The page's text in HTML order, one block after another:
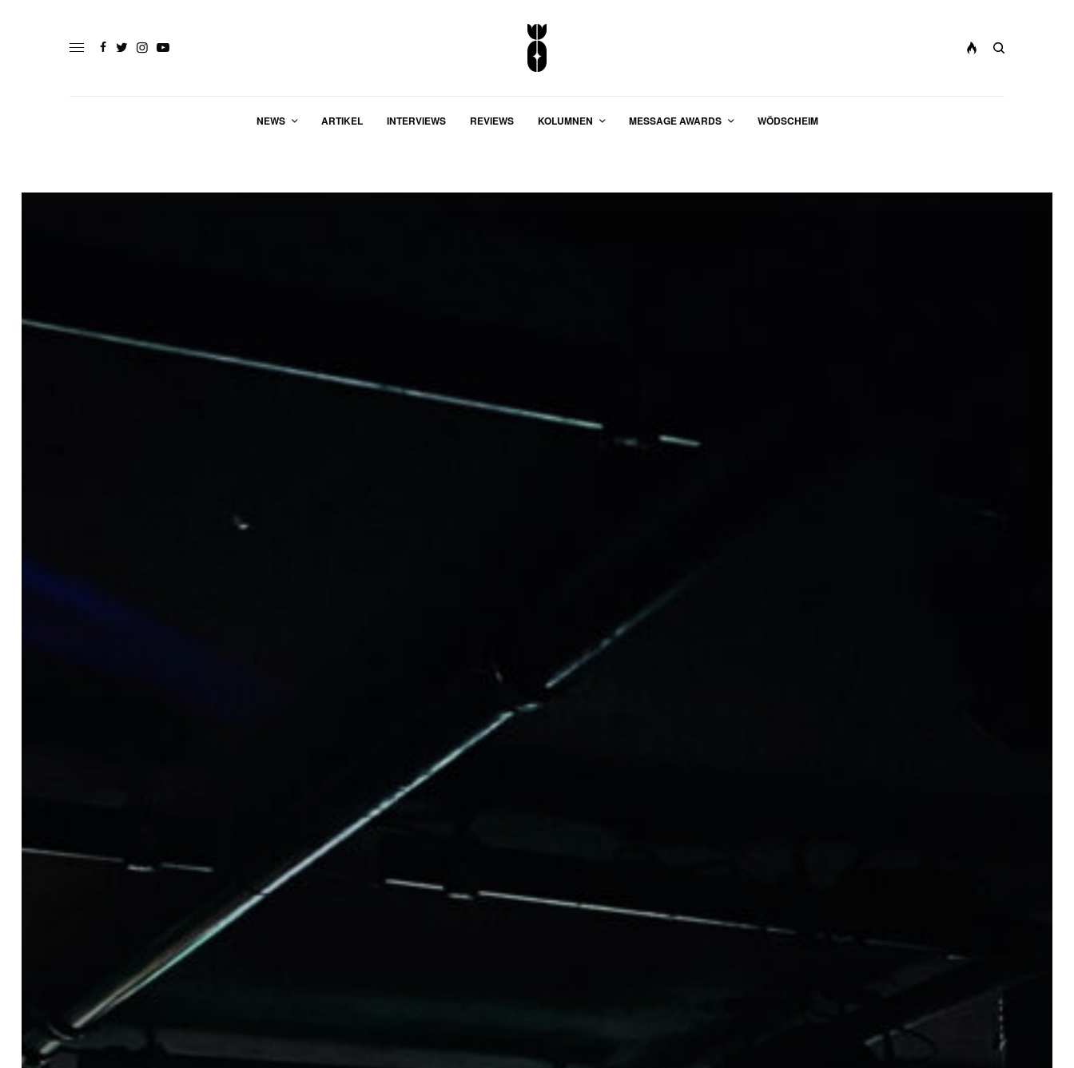
NEWS ARTIKEL INTERVIEWS REVIEWS KOLUMNEN MESSAGE AWARDS WÖDSCHEIM